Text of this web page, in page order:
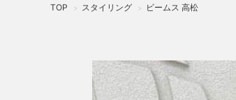
TOP > スタイリング > ビームス 高松